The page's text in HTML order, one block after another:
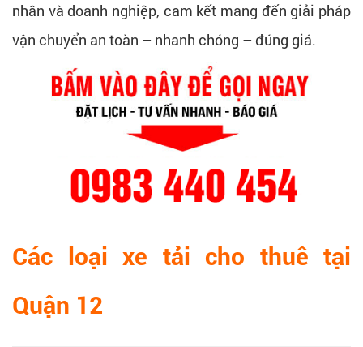
nhân và doanh nghiệp, cam kết mang đến giải pháp
vận chuyển an toàn – nhanh chóng – đúng giá.
Các loại xe tải cho thuê tại
Quận 12